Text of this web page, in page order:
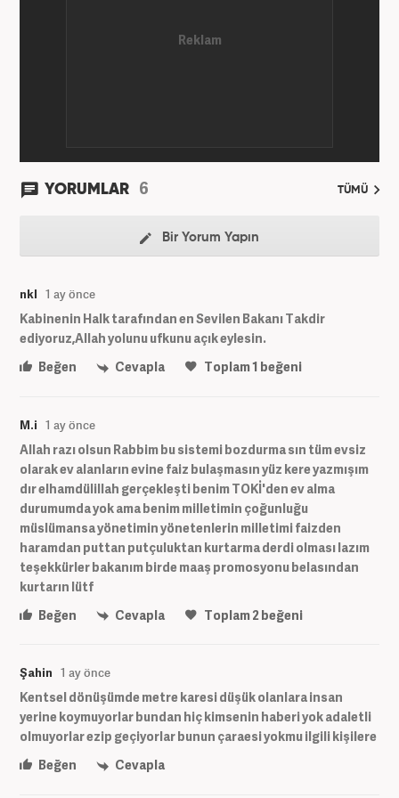
YORUMLAR 6 TÜMÜ
Bir Yorum Yapın
nkl 1 ay önce
Kabinenin Halk tarafından en Sevilen Bakanı Takdir
ediyoruz,Allah yolunu ufkunu açık eylesin.
Beğen
Cevapla Toplam1 beğeni
M.i 1 ay önce
Allah razı olsun Rabbim bu sistemi bozdurma sın tüm evsiz
olarak ev alanların evine faiz bulaşmasın yüz kere yazmışım
dır elhamdülillah gerçekleşti benim TOKİ'den ev alma
durumumda yok ama benim milletimin çoğunluğu
müslümansa yönetimin yönetenlerin milletimi faizden
haramdan puttan putçuluktan kurtarma derdi olması lazım
teşekkürler bakanım birde maaş promosyonu belasından
kurtarın lütf
Beğen
Cevapla Toplam2 beğeni
Şahin 1 ay önce
Kentsel dönüşümde metre karesi düşük olanlara insan
yerine koymuyorlar bundan hiç kimsenin haberi yok adaletli
olmuyorlar ezip geçiyorlar bunun çaraesi yokmu ilgili kişilere
Beğen
Cevapla